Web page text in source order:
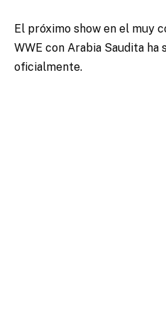
El próximo show en el muy
WWE con Arabia Saudita ha
oficialmente.